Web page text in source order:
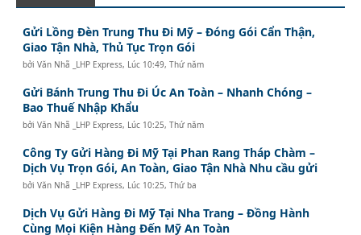
Gửi Lồng Đèn Trung Thu Đi Mỹ – Đóng Gói Cẩn Thận,
Giao Tận Nhà, Thủ Tục Trọn Gói
bởiVăn Nhã _LHP Express, Lúc 10:49, Thứ năm
Gửi Bánh Trung Thu Đi Úc An Toàn – Nhanh Chóng –
Bao Thuế Nhập Khẩu
bởiVăn Nhã _LHP Express, Lúc 10:25, Thứ năm
Công Ty Gửi Hàng Đi Mỹ Tại Phan Rang Tháp Chàm –
Dịch Vụ Trọn Gói, An Toàn, Giao Tận Nhà Nhu cầu gửi
bởiVăn Nhã _LHP Express, Lúc 10:25, Thứ ba
Dịch Vụ Gửi Hàng Đi Mỹ Tại Nha Trang – Đồng Hành
Cùng Mọi Kiện Hàng Đến Mỹ An Toàn